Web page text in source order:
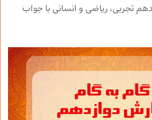
تجربی، ریاضی و انسانی با جواب